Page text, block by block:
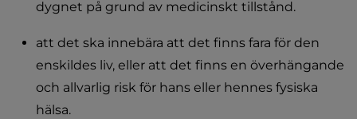
dygnet på grund av medicinskt tillstånd.
att det ska innebära att det finns fara för den
enskildes liv, eller att det finns en överhängande
och allvarlig risk för hans eller hennes fysiska
hälsa.